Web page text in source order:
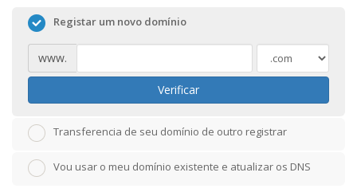
Registar um novo domínio
www.
Verificar
Transferencia de seu domínio de outro registrar
Vou usar o meu domínio existente e atualizar os DNS